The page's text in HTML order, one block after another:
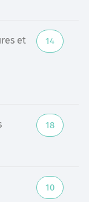
et
14
18
10